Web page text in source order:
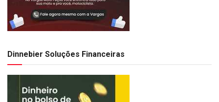
Dinnebier Soluções Financeiras